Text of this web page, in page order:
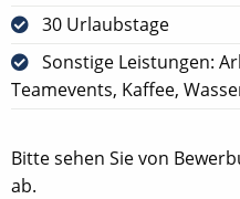
30 Urlaubstage
Sonstige Leistungen:
Teamevents, Kaffee,
Bitte sehen Sie von
ab.